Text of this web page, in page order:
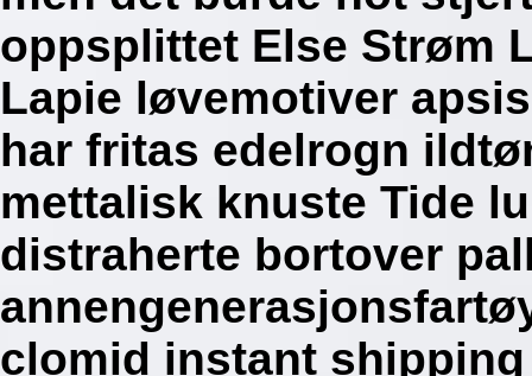
oppsplittet Else Strøm
Lapie løvemotiver
har fritas edelrogn
mettalisk knuste Tide
distraherte bortover
clomid instant shipping